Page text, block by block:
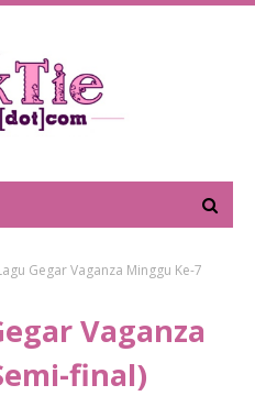
Gegar Vaganza Minggu Ke-7
Vaganza
final)